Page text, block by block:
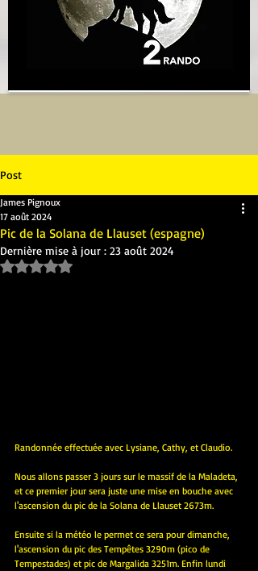
Post
Pic de la Solana de Llauset (espagne)
James Pignoux
17 août 2024
Dernière mise à jour : 23 août 2024
Noté NaN étoiles sur 5.
Randonnée effectuée avec Lysiane, Cathy, et Claudio.
Nous allons passer 3 jours sur le massif de la Maladeta,
et ce premier jour sera juste une mise en bouche avec
l'ascension du pic de la Solana de Llauset 2673m.
Ensuite si la météo le permet ce sera pour dimanche,
l'ascension du pic des Tempêtes 3290m (pico de
Tempestades) et pic de Margalida 3251m. Enfin lundi